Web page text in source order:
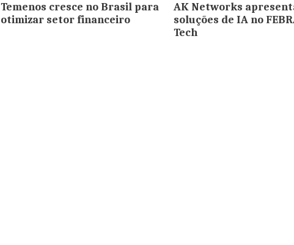
Temenos cresce no Brasil para
otimizar setor financeiro
AK Networks
soluções de IA no
Tech